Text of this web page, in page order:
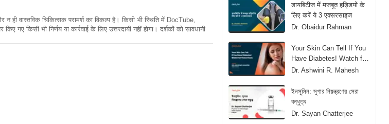
ही वास्तविक चिकित्सक परामर्श का विकल्प है। किसी भी स्थिति में DocTube,
किसी भी निर्णय या कार्रवाई के लिए उत्तरदायी नहीं होगा। दर्शकों को सावधानी
डायबिटीज में मजबूत हड्डियों के
लिए करें ये 3 एक्सरसाइज
Dr. Obaidur Rahman
Your Skin Can Tell If You
Have Diabetes! Watch for
These Clues
Dr. Ashwini R. Mahesh
ইনসুলিন: সুগার নিয়ন্ত্রণের সেরা
বন্ধুত্ব
Dr. Sayan Chatterjee